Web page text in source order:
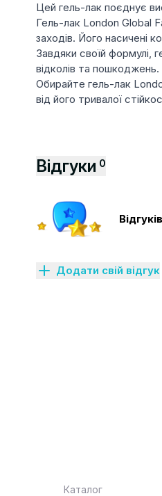
Цей гель-лак поєднує
Гель-лак London Global
заходів. Його насичені
Завдяки своїй формулі,
відколів та пошкоджень.
Обирайте гель-лак
від його тривалої
Відгуки 0
Додати свій відгук
Каталог